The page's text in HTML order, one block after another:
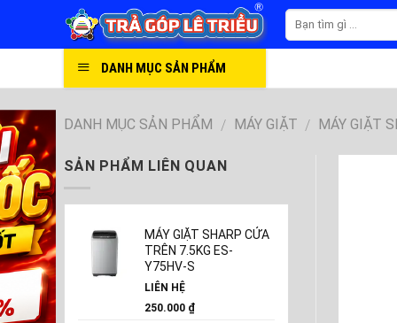
DANH MỤC SẢN PHẨM
DANH MỤC SẢN PHẨM / MÁY GIẶT / MÁY GIẶT
SẢN PHẨM LIÊN QUAN
MÁY GIẶT SHARP CỬA
TRÊN 7.5KG ES-
Y75HV-S
LIÊN HỆ
250.000 ₫